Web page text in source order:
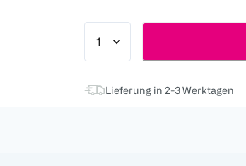
Lieferung in 2-3 Werktagen